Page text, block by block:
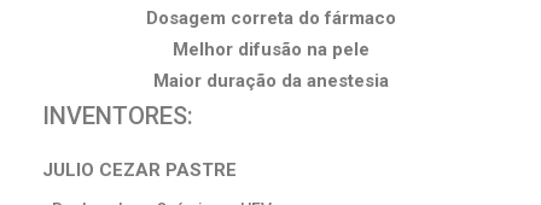
Dosagem correta do fármaco
Melhor difusão na pele
Maior duração da anestesia
INVENTORES:
JULIO CEZAR PASTRE